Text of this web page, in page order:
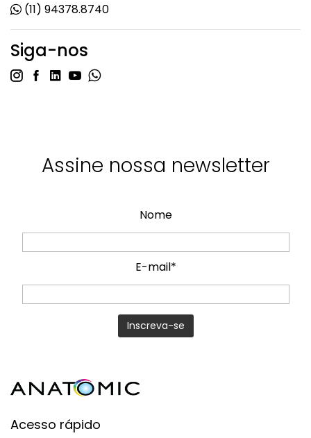
(11) 94378.8740
Siga-nos
Assine nossa newsletter
Nome
E-mail*
Acesso rápido